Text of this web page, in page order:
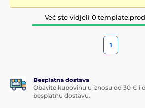
Već ste vidjeli 0
1
Besplatna dostava
Obavite kupovinu u iznosu od 30 € i
besplatnu dostavu.